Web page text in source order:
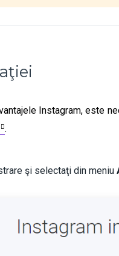
Instagram, este
.
şi selectaţi din meniu